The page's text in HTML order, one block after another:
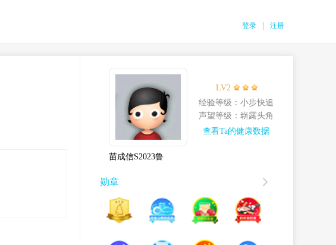
登录 注册
LV2
经验等级 ：小步快追
声望等级 ：崭露头角
查看Ta的健康数据
苗成信S2023鲁
勋章